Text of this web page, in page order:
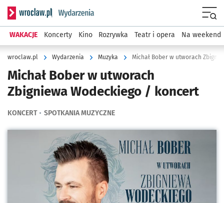
Serwis informacyjny wroclaw.pl podserwis: Wydarzenia
WAKACJE Koncerty Kino Rozrywka Teatr i opera Na weekend
wroclaw.pl Wydarzenia Muzyka Michał Bober w utworach
Michał Bober w utworach
Zbigniewa Wodeckiego / koncert
KONCERT SPOTKANIA MUZYCZNE
Kliknij, aby powiększyć